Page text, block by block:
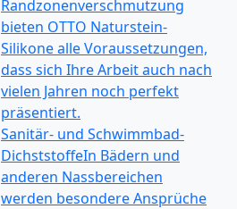
Randzonenverschmutzung
bieten OTTO Naturstein-
Silikone alle Voraussetzungen,
dass sich Ihre Arbeit auch nach
vielen Jahren noch perfekt
präsentiert.
Sanitär- und Schwimmbad-
DichststoffeIn Bädern und
anderen Nassbereichen
werden besondere Ansprüche